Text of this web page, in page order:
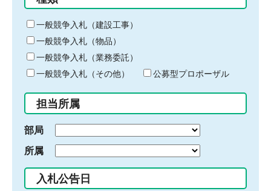
る
キ
ー
ワ
ー
ド
入
力
一般競争入札（建設工事）
一般競争入札（物品）
一般競争入札（業務委託）
一般競争入札（その他）
公募型プロポーザル
担当所属
部局
所属
入札公告日